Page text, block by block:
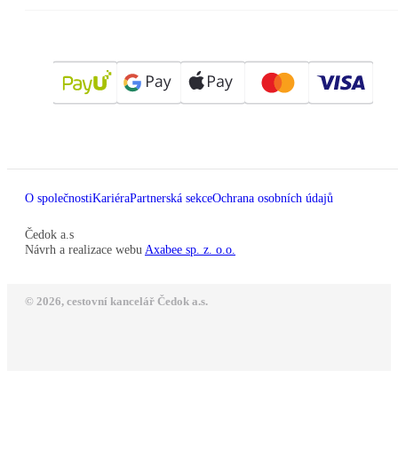
O společnostiKariéraPartnerská sekceOchrana osobních údajů
Čedok a.s
Návrh a realizace webu Axabee sp. z. o.o.
© 2026, cestovní kancelář Čedok a.s.